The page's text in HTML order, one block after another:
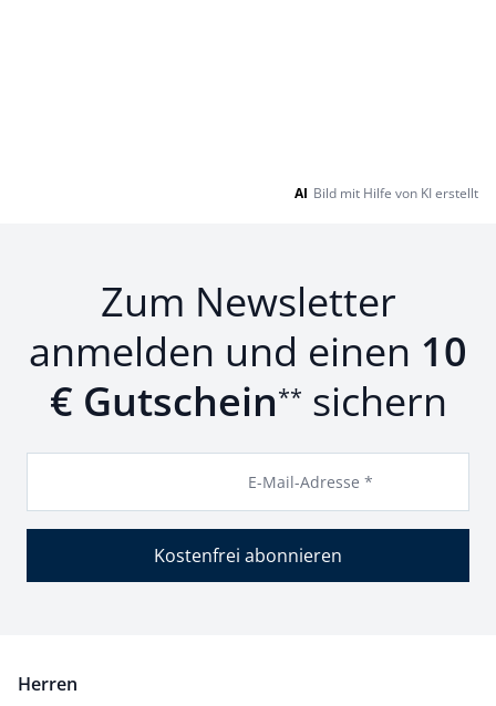
AI Bild mit Hilfe von KI erstellt
Zum Newsletter
anmelden und einen 10
€ Gutschein** sichern
E-Mail-Adresse *
Kostenfrei abonnieren
Herren